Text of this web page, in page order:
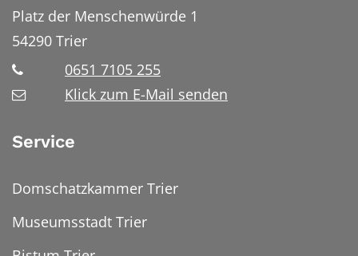
Platz der Menschenwürde 1
54290 Trier
0651 7105 255
Klick zum E-Mail senden
Service
Domschatzkammer Trier
Museumsstadt Trier